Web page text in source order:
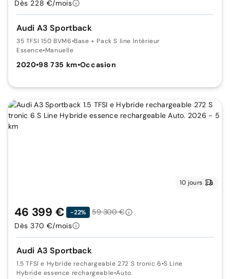
Audi A3 Sportback
35 TFSI 150 BVM6•Base + Pack S line Intérieur
Essence•Manuelle
2020•98 735 km•Occasion
Dès 228 €/mois
10 jours
Audi A3 Sportback
1.5 TFSI e Hybride rechargeable 272 S tronic 6•S Line
Hybride essence rechargeable•Auto.
46 399 € -22%
59 300 €
Dès 370 €/mois